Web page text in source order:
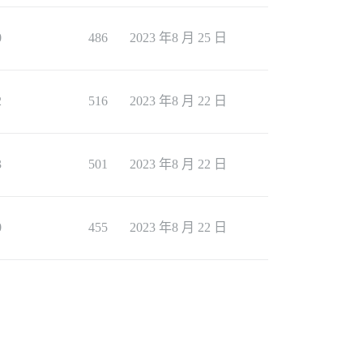
486 2023 年8 月 25 日
516 2023 年8 月 22 日
501 2023 年8 月 22 日
455 2023 年8 月 22 日